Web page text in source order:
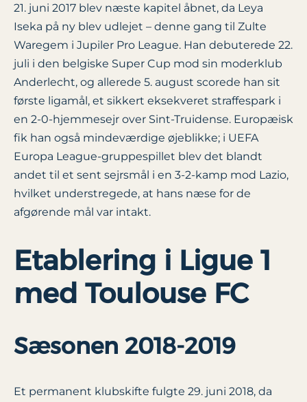
21. juni 2017 blev næste kapitel åbnet, da Leya
Iseka på ny blev udlejet – denne gang til Zulte
Waregem i Jupiler Pro League. Han debuterede 22.
juli i den belgiske Super Cup mod sin moderklub
Anderlecht, og allerede 5. august scorede han sit
første ligamål, et sikkert eksekveret straffespark i
en 2-0-hjemmesejr over Sint-Truidense. Europæisk
fik han også mindeværdige øjeblikke; i UEFA
Europa League-gruppespillet blev det blandt
andet til et sent sejrsmål i en 3-2-kamp mod Lazio,
hvilket understregede, at hans næse for de
afgørende mål var intakt.
Etablering i Ligue 1
med Toulouse FC
Sæsonen 2018-2019
Et permanent klubskifte fulgte 29. juni 2018, da